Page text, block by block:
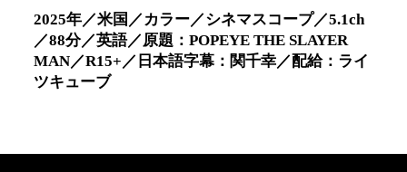
2025年／米国／カラー／シネマスコープ／5.1ch
／88分／英語／原題：POPEYE THE SLAYER
MAN／R15+／日本語字幕：関千幸／配給：ライ
ツキューブ